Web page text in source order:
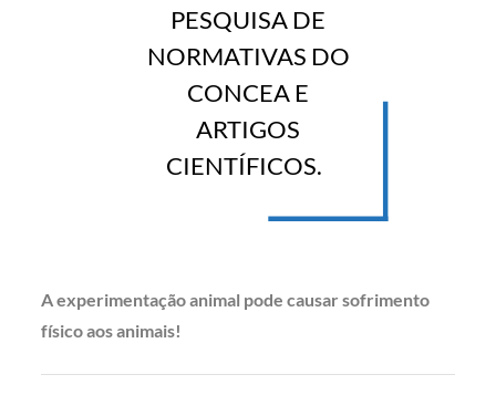
PESQUISA DE
NORMATIVAS DO
CONCEA E
ARTIGOS
CIENTÍFICOS.
A experimentação animal pode causar sofrimento
físico aos animais!